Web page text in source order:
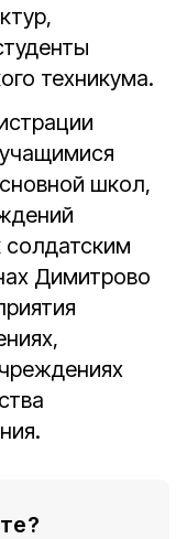
техникума.
школ,
Димитрово